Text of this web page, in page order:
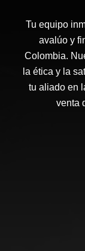
Tu equipo
avalúo y
Colombia.
la ética y la
tu aliado en
venta